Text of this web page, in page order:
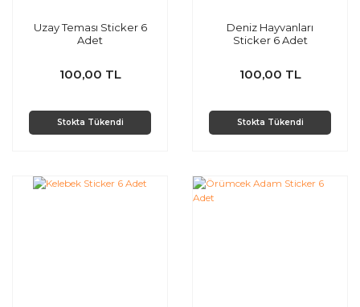
Uzay Teması Sticker 6
Adet
100,00 TL
Stokta Tükendi
Deniz Hayvanları
Sticker 6 Adet
100,00 TL
Stokta Tükendi